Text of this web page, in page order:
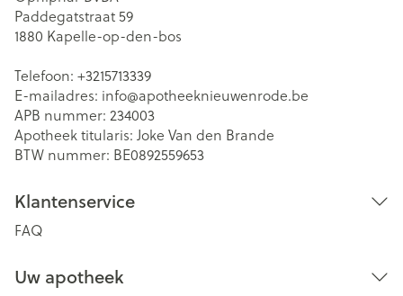
Paddegatstraat 59
1880 Kapelle-op-den-bos
Telefoon: +3215713339
E-mailadres: info@apotheeknieuwenrode.be
APB nummer: 234003
Apotheek titularis: Joke Van den Brande
BTW nummer: BE0892559653
Klantenservice
FAQ
Uw apotheek